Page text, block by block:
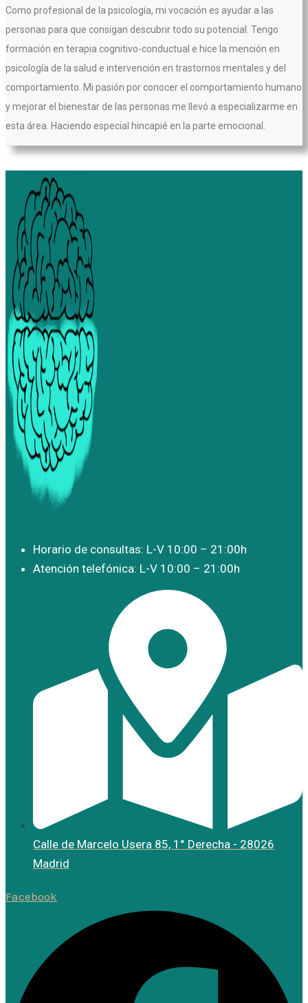
Como profesional de la psicología, mi vocación es ayudar a las
personas para que consigan descubrir todo su potencial. Tengo
formación en terapia cognitivo-conductual e hice la mención en
psicología de la salud e intervención en trastornos mentales y del
comportamiento. Mi pasión por conocer el comportamiento humano
y mejorar el bienestar de las personas me llevó a especializarme en
esta área. Haciendo especial hincapié en la parte emocional.
Horario de consultas: L-V 10:00 – 21:00h
Atención telefónica: L-V 10:00 – 21:00h
Calle de Marcelo Usera 85, 1° Derecha - 28026
Madrid
Facebook